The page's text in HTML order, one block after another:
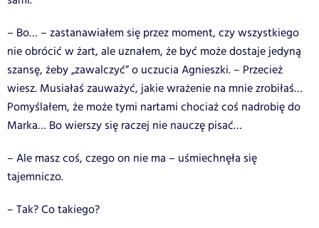
– Bo… – zastanawiałem się przez moment, czy wszystkiego
nie obrócić w żart, ale uznałem, że być może dostaje jedyną
szansę, żeby „zawalczyć” o uczucia Agnieszki. – Przecież
wiesz. Musiałaś zauważyć, jakie wrażenie na mnie zrobiłaś…
Pomyślałem, że może tymi nartami chociaż coś nadrobię do
Marka… Bo wierszy się raczej nie nauczę pisać…
– Ale masz coś, czego on nie ma – uśmiechnęła się
tajemniczo.
– Tak? Co takiego?